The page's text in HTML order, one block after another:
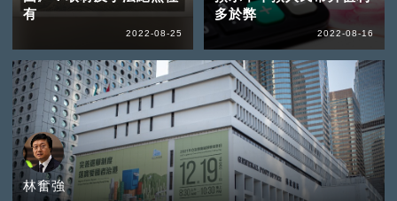
有
2022-08-25
多於弊
2022-08-16
林奮強